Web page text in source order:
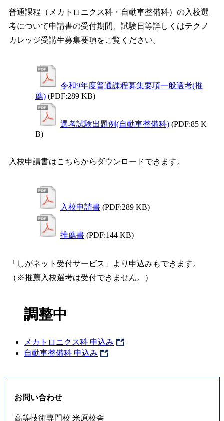
普通課程（メカトロニクス科・自動車整備科）の入校選
考について申請書の受付期間、試験日等詳しくはテクノ
カレッジ受講生募集要項をご覧ください。
令和9年度普通課程募集要項一般選考(推
薦) (PDF:289 KB)
選考試験出題例(自動車整備科) (PDF:85 K
B)
入校申請書はこちらからダウンロードできます。
入校申請書 (PDF:289 KB)
推薦書 (PDF:144 KB)
「しがネット受付サービス」より申込みもできます。
（※推薦入校選考は受付できません。）
調整中
メカトロニクス科 申込み
自動車整備科 申込み
お問い合わせ
高等技術専門校 米原校舎